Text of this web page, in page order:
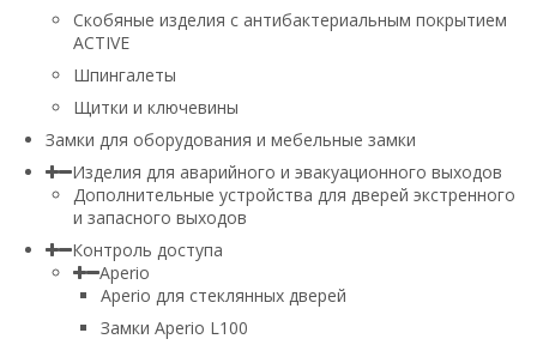
Скобяные изделия с антибактериальным покрытием
ACTIVE
Шпингалеты
Щитки и ключевины
Замки для оборудования и мебельные замки
Изделия для аварийного и эвакуационного выходов
Дополнительные устройства для дверей экстренного
и запасного выходов
Контроль доступа
Aperio
Aperio для стеклянных дверей
Замки Aperio L100